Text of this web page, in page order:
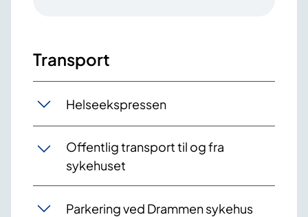
Transport
Helseekspressen
Offentlig transport til og fra
sykehuset
Parkering ved Drammen sykehus